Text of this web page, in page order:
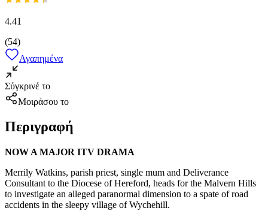
4.41
(54)
Αγαπημένα
Σύγκρινέ το
Μοιράσου το
Περιγραφή
NOW A MAJOR ITV DRAMA
Merrily Watkins, parish priest, single mum and Deliverance
Consultant to the Diocese of Hereford, heads for the Malvern Hills
to investigate an alleged paranormal dimension to a spate of road
accidents in the sleepy village of Wychehill.